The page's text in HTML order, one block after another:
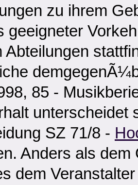
zu ihrem
geeigneter
Abteilungen
85 -
unterscheidet
SZ 71/8 -
Anders als
dem